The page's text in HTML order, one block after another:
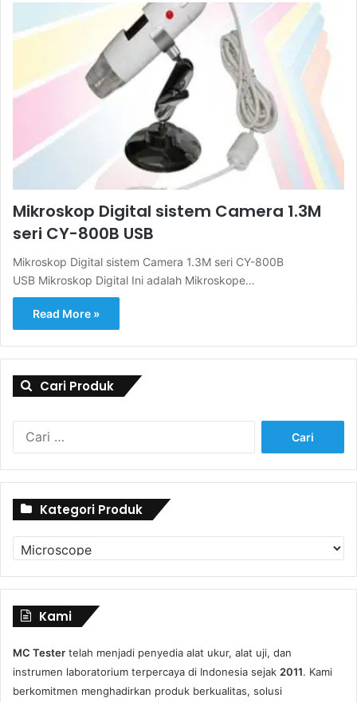
Mikroskop Digital sistem Camera 1.3M
seri CY-800B USB
Mikroskop Digital sistem Camera 1.3M seri CY-800B
USB Mikroskop Digital Ini adalah Mikroskope…
Read More »
Cari Produk
Kategori Produk
Kategori
Produk
Kami
MC Tester telah menjadi penyedia alat ukur, alat uji, dan
instrumen laboratorium terpercaya di Indonesia sejak 2011. Kami
berkomitmen menghadirkan produk berkualitas, solusi